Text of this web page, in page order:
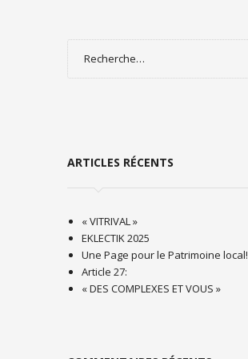
ARTICLES RÉCENTS
« VITRIVAL »
EKLECTIK 2025
Une Page pour le Patrimoine local!
Article 27:
« DES COMPLEXES ET VOUS »